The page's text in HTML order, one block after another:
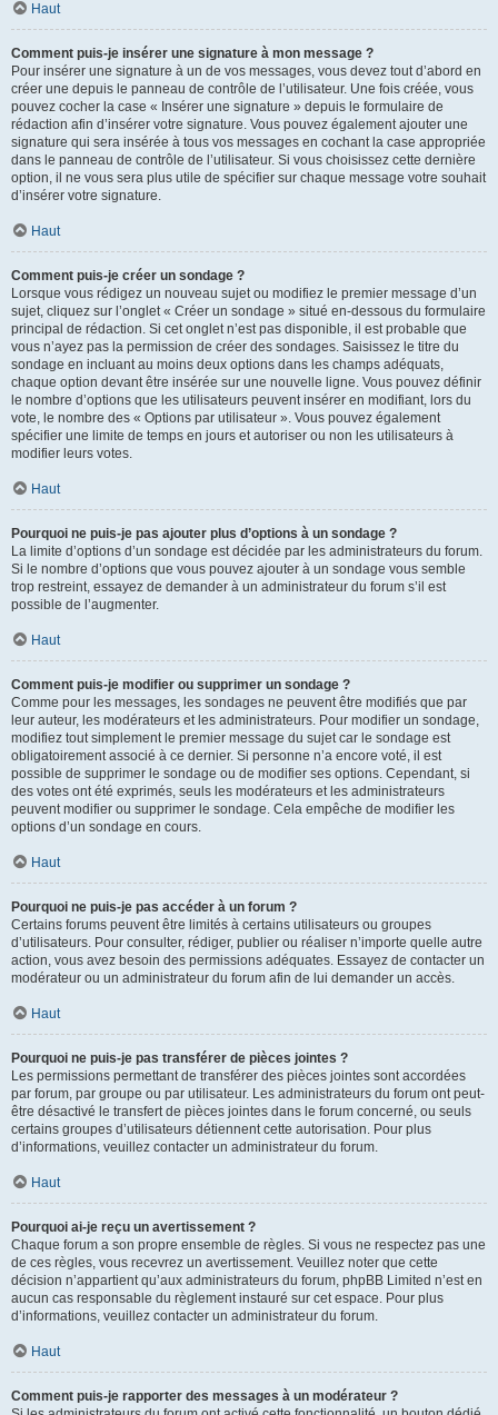
Haut
Comment puis-je insérer une signature à mon message ?
Pour insérer une signature à un de vos messages, vous devez tout d’abord en
créer une depuis le panneau de contrôle de l’utilisateur. Une fois créée, vous
pouvez cocher la case « Insérer une signature » depuis le formulaire de
rédaction afin d’insérer votre signature. Vous pouvez également ajouter une
signature qui sera insérée à tous vos messages en cochant la case appropriée
dans le panneau de contrôle de l’utilisateur. Si vous choisissez cette dernière
option, il ne vous sera plus utile de spécifier sur chaque message votre souhait
d’insérer votre signature.
Haut
Comment puis-je créer un sondage ?
Lorsque vous rédigez un nouveau sujet ou modifiez le premier message d’un
sujet, cliquez sur l’onglet « Créer un sondage » situé en-dessous du formulaire
principal de rédaction. Si cet onglet n’est pas disponible, il est probable que
vous n’ayez pas la permission de créer des sondages. Saisissez le titre du
sondage en incluant au moins deux options dans les champs adéquats,
chaque option devant être insérée sur une nouvelle ligne. Vous pouvez définir
le nombre d’options que les utilisateurs peuvent insérer en modifiant, lors du
vote, le nombre des « Options par utilisateur ». Vous pouvez également
spécifier une limite de temps en jours et autoriser ou non les utilisateurs à
modifier leurs votes.
Haut
Pourquoi ne puis-je pas ajouter plus d’options à un sondage ?
La limite d’options d’un sondage est décidée par les administrateurs du forum.
Si le nombre d’options que vous pouvez ajouter à un sondage vous semble
trop restreint, essayez de demander à un administrateur du forum s’il est
possible de l’augmenter.
Haut
Comment puis-je modifier ou supprimer un sondage ?
Comme pour les messages, les sondages ne peuvent être modifiés que par
leur auteur, les modérateurs et les administrateurs. Pour modifier un sondage,
modifiez tout simplement le premier message du sujet car le sondage est
obligatoirement associé à ce dernier. Si personne n’a encore voté, il est
possible de supprimer le sondage ou de modifier ses options. Cependant, si
des votes ont été exprimés, seuls les modérateurs et les administrateurs
peuvent modifier ou supprimer le sondage. Cela empêche de modifier les
options d’un sondage en cours.
Haut
Pourquoi ne puis-je pas accéder à un forum ?
Certains forums peuvent être limités à certains utilisateurs ou groupes
d’utilisateurs. Pour consulter, rédiger, publier ou réaliser n’importe quelle autre
action, vous avez besoin des permissions adéquates. Essayez de contacter un
modérateur ou un administrateur du forum afin de lui demander un accès.
Haut
Pourquoi ne puis-je pas transférer de pièces jointes ?
Les permissions permettant de transférer des pièces jointes sont accordées
par forum, par groupe ou par utilisateur. Les administrateurs du forum ont peut-
être désactivé le transfert de pièces jointes dans le forum concerné, ou seuls
certains groupes d’utilisateurs détiennent cette autorisation. Pour plus
d’informations, veuillez contacter un administrateur du forum.
Haut
Pourquoi ai-je reçu un avertissement ?
Chaque forum a son propre ensemble de règles. Si vous ne respectez pas une
de ces règles, vous recevrez un avertissement. Veuillez noter que cette
décision n’appartient qu’aux administrateurs du forum, phpBB Limited n’est en
aucun cas responsable du règlement instauré sur cet espace. Pour plus
d’informations, veuillez contacter un administrateur du forum.
Haut
Comment puis-je rapporter des messages à un modérateur ?